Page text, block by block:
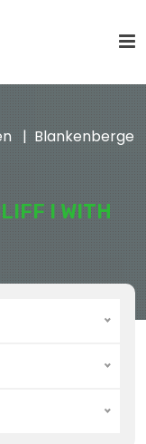
I WITH
Blankenberge